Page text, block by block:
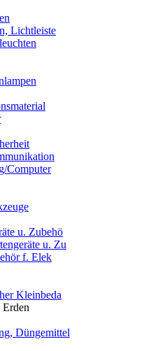
Lichtleiste
Computer
u. Zubehö
u. Zu
f. Elek
Kleinbeda
Erden
Düngemittel